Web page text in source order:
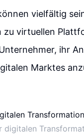
vielfältig
zu virtuellen
ihr
Marktes
digitalen